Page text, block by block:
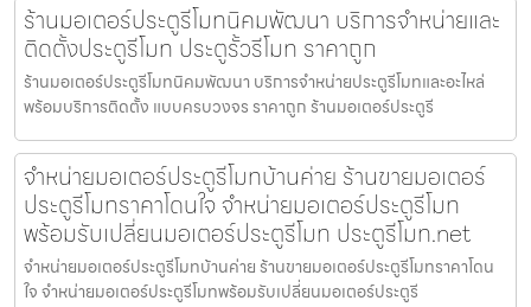
ร้านมอเตอร์ประตูรีโมทนิคมพัฒนา บริการจำหน่ายและ
ติดตั้งประตูรีโมท ประตูรั้วรีโมท ราคาถูก
ร้านมอเตอร์ประตูรีโมทนิคมพัฒนา บริการจำหน่ายประตูรีโมทและอะไหล่
พร้อมบริการติดตั้ง แบบครบวงจร ราคาถูก ร้านมอเตอร์ประตูรี
จำหน่ายมอเตอร์ประตูรีโมทบ้านค่าย ร้านขายมอเตอร์
ประตูรีโมทราคาโดนใจ จำหน่ายมอเตอร์ประตูรีโมท
พร้อมรับเปลี่ยนมอเตอร์ประตูรีโมท ประตูรีโมท.net
จำหน่ายมอเตอร์ประตูรีโมทบ้านค่าย ร้านขายมอเตอร์ประตูรีโมทราคาโดน
ใจ จำหน่ายมอเตอร์ประตูรีโมทพร้อมรับเปลี่ยนมอเตอร์ประตูรี